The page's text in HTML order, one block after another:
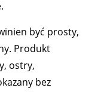
być prosty,
Produkt
ostry,
bez